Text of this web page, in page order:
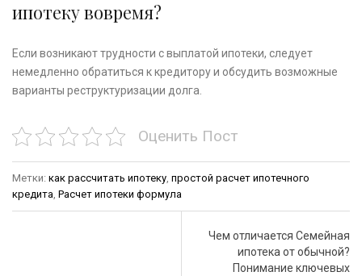
ипотеку вовремя?
Если возникают трудности с выплатой ипотеки, следует
немедленно обратиться к кредитору и обсудить возможные
варианты реструктуризации долга.
Оценить Пост
Метки: как рассчитать ипотеку простой расчет ипотечного
кредита Расчет ипотеки формула
Чем отличается Семейная
ипотека от обычной?
Понимание ключевых